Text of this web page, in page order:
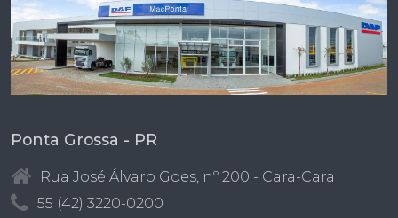
Ponta Grossa - PR
Rua José Álvaro Goes, nº 200 - Cara-Cara
55 (42) 3220-0200